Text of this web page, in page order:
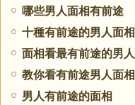
哪些男人面相有前途
十種有前途的男人面相
面相看最有前途的男人
教你看有前途男人面相
男人有前途的面相